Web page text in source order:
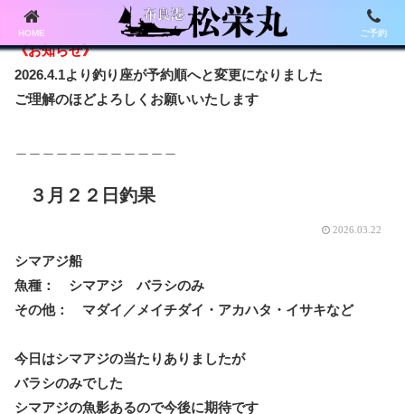
《お知らせ》
2026.4.1より釣り座が予約順へと変更になりました
ご理解のほどよろしくお願いいたします
３月２２日釣果
2026.03.22
シマアジ船
魚種： シマアジ バラシのみ
その他： マダイ／メイチダイ・アカハタ・イサキなど
今日はシマアジの当たりありましたが
バラシのみでした
シマアジの魚影あるので今後に期待です
HOME ご予約